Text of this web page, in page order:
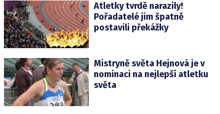
Atletky tvrdě narazily!
Pořadatelé jim špatně
postavili překážky
Mistryně světa Hejnová je v
nominaci na nejlepší atletku
světa